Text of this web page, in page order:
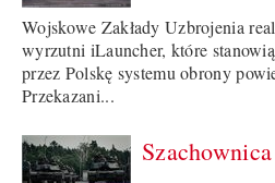
Wojskowe Zakłady Uzbrojenia
wyrzutni iLauncher, które
przez Polskę systemu obrony
Przekazani...